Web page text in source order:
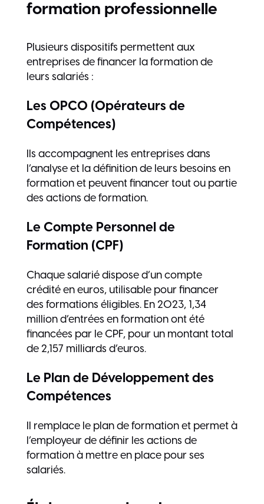
formation professionnelle
Plusieurs dispositifs permettent aux
entreprises de financer la formation de
leurs salariés :
Les OPCO (Opérateurs de
Compétences)
Ils accompagnent les entreprises dans
l’analyse et la définition de leurs besoins en
formation et peuvent financer tout ou partie
des actions de formation.
Le Compte Personnel de
Formation (CPF)
Chaque salarié dispose d’un compte
crédité en euros, utilisable pour financer
des formations éligibles. En 2023, 1,34
million d’entrées en formation ont été
financées par le CPF, pour un montant total
de 2,157 milliards d’euros.
Le Plan de Développement des
Compétences
Il remplace le plan de formation et permet à
l’employeur de définir les actions de
formation à mettre en place pour ses
salariés.